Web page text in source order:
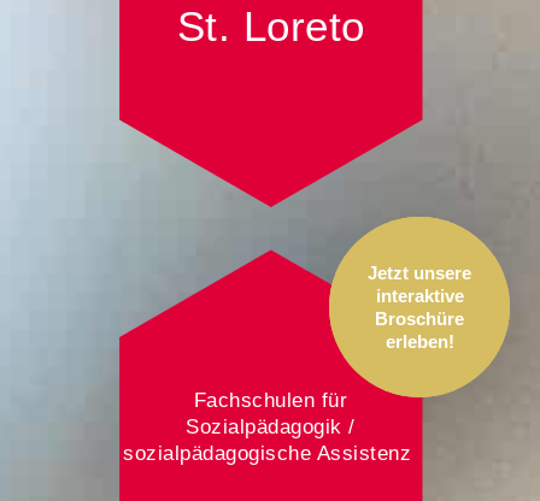
St. Lore­to
Fachschulen für
Sozialpädagogik /
sozialpädagogische Assistenz
Jetzt unsere
interaktive
Broschüre
erleben!